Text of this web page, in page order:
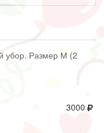
убор. Размер М (2
3000